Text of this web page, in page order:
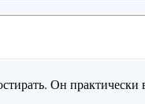
Он практически